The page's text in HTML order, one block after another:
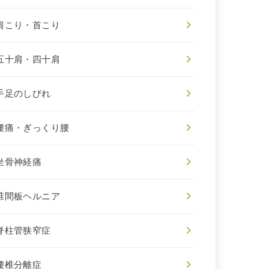
こり・首こり
十肩・四十肩
足のしびれ
痛・ぎっくり腰
骨神経痛
間板ヘルニア
柱管狭窄症
椎分離症